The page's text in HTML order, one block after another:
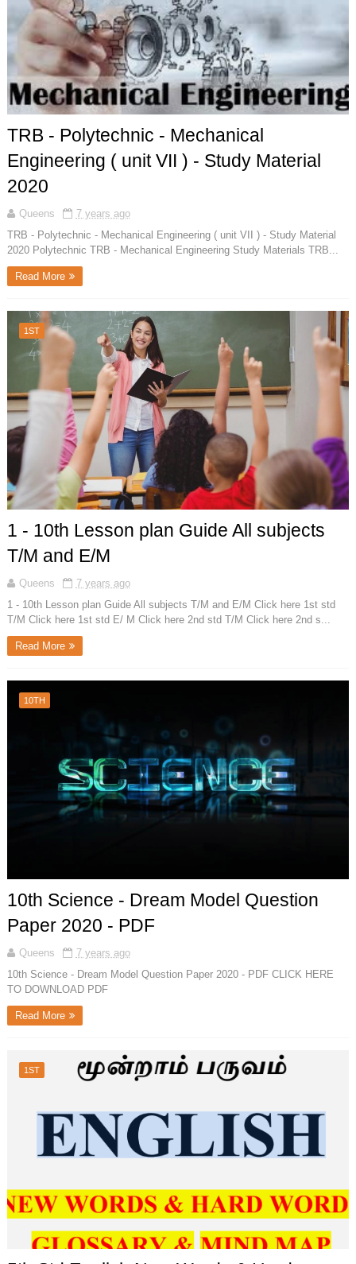
TRB - Polytechnic - Mechanical
Engineering ( unit VII ) - Study Material
2020
Queens
7 years ago
TRB - Polytechnic - Mechanical Engineering ( unit VII ) - Study Material
2020 Polytechnic TRB - Mechanical Engineering Study Materials TRB...
Read More
1ST
1 - 10th Lesson plan Guide All subjects
T/M and E/M
Queens
7 years ago
1 - 10th Lesson plan Guide All subjects T/M and E/M Click here 1st std
T/M Click here 1st std E/ M Click here 2nd std T/M Click here 2nd s...
Read More
10TH
10th Science - Dream Model Question
Paper 2020 - PDF
Queens
7 years ago
10th Science - Dream Model Question Paper 2020 - PDF CLICK HERE
TO DOWNLOAD PDF
Read More
1ST